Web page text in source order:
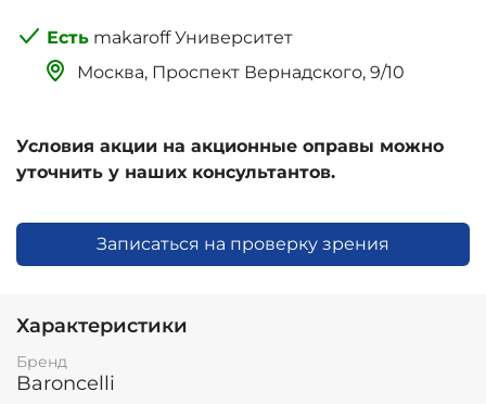
makaroff Университет
Москва, Проспект Вернадского, 9/10
Условия акции на акционные оправы можно
уточнить у наших консультантов.
Записаться на проверку зрения
Характеристики
Бренд
Baroncelli